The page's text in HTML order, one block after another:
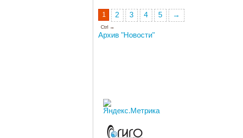
1 2 3 4 5 →
Ctrl →
Архив "Новости"